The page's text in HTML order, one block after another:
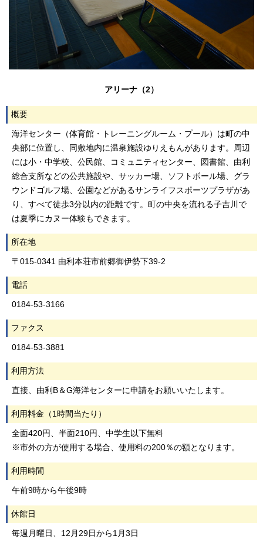
アリーナ（2）
概要
海洋センター（体育館・トレーニングルーム・プール）は町の中
央部に位置し、同敷地内に温泉施設ゆりえもんがあります。周辺
には小・中学校、公民館、コミュニティセンター、図書館、由利
総合支所などの公共施設や、サッカー場、ソフトボール場、グラ
ウンドゴルフ場、公園などがあるサンライフスポーツプラザがあ
り、すべて徒歩3分以内の距離です。町の中央を流れる子吉川で
は夏季にカヌー体験もできます。
所在地
〒015-0341 由利本荘市前郷御伊勢下39-2
電話
0184-53-3166
ファクス
0184-53-3881
利用方法
直接、由利B＆G海洋センターに申請をお願いいたします。
利用料金（1時間当たり）
全面420円、半面210円、中学生以下無料
※市外の方が使用する場合、使用料の200％の額となります。
利用時間
午前9時から午後9時
休館日
毎週月曜日、12月29日から1月3日